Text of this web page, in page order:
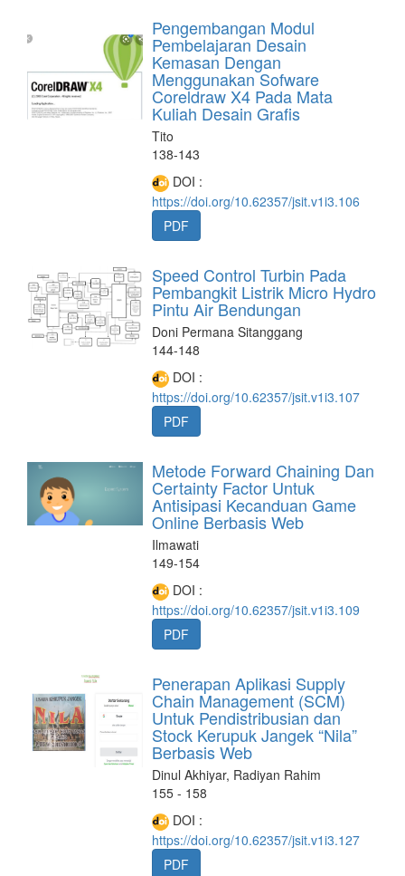
Pengembangan Modul
Pembelajaran Desain
Kemasan Dengan
Menggunakan Sofware
Coreldraw X4 Pada Mata
Kuliah Desain Grafis
Tito
138-143
DOI :
https://doi.org/10.62357/jsit.v1i3.106
PDF
Speed Control Turbin Pada
Pembangkit Listrik Micro Hydro
Pintu Air Bendungan
Doni Permana Sitanggang
144-148
DOI :
https://doi.org/10.62357/jsit.v1i3.107
PDF
Metode Forward Chaining Dan
Certainty Factor Untuk
Antisipasi Kecanduan Game
Online Berbasis Web
Ilmawati
149-154
DOI :
https://doi.org/10.62357/jsit.v1i3.109
PDF
Penerapan Aplikasi Supply
Chain Management (SCM)
Untuk Pendistribusian dan
Stock Kerupuk Jangek “Nila”
Berbasis Web
Dinul Akhiyar, Radiyan Rahim
155 - 158
DOI :
https://doi.org/10.62357/jsit.v1i3.127
PDF